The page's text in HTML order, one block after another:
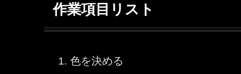
作業項目リスト
色を決める